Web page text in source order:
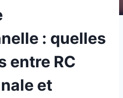
: quelles
entre RC
et